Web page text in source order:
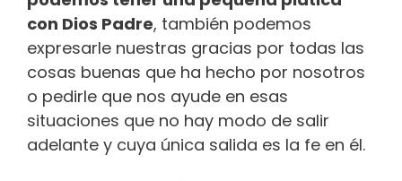
con Dios Padre, también podemos
expresarle nuestras gracias por todas las
cosas buenas que ha hecho por nosotros
o pedirle que nos ayude en esas
situaciones que no hay modo de salir
adelante y cuya única salida es la fe en él.